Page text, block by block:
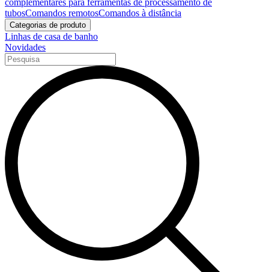
complementares para ferramentas de processamento de
tubosComandos remotosComandos à distância
Categorias de produto
Linhas de casa de banho
Novidades